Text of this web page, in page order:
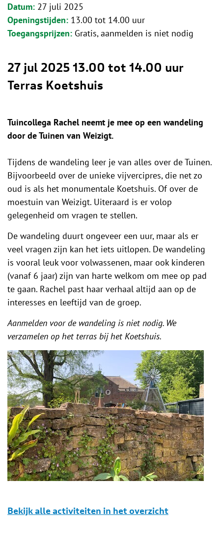
Datum 27 juli 2025
Openingstijden 13.00 tot 14.00 uur
Toegangsprijzen Gratis, aanmelden is niet nodig
27 jul 2025 13.00 tot 14.00 uur
Terras Koetshuis
Tuincollega Rachel neemt je mee op een wandeling
door de Tuinen van Weizigt.
Tijdens de wandeling leer je van alles over de Tuinen.
Bijvoorbeeld over de unieke vijvercipres, die net zo
oud is als het monumentale Koetshuis. Of over de
moestuin van Weizigt. Uiteraard is er volop
gelegenheid om vragen te stellen.
De wandeling duurt ongeveer een uur, maar als er
veel vragen zijn kan het iets uitlopen. De wandeling
is vooral leuk voor volwassenen, maar ook kinderen
(vanaf 6 jaar) zijn van harte welkom om mee op pad
te gaan. Rachel past haar verhaal altijd aan op de
interesses en leeftijd van de groep.
Aanmelden voor de wandeling is niet nodig. We
verzamelen op het terras bij het Koetshuis.
Bekijk alle activiteiten in het overzicht